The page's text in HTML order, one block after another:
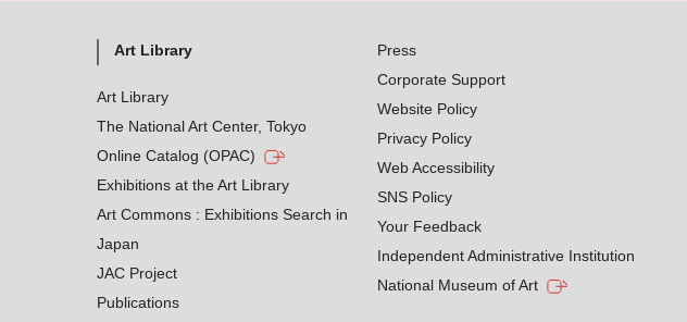
Art Library
Art Library
The National Art Center, Tokyo
Online Catalog (OPAC)
Exhibitions at the Art Library
Art Commons : Exhibitions Search in
Japan
JAC Project
Publications
Press
Corporate Support
Website Policy
Privacy Policy
Web Accessibility
SNS Policy
Your Feedback
Independent Administrative Institution
National Museum of Art